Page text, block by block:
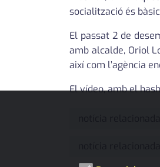
socialització és
El passat 2 de
amb alcalde, Oriol
així com l’agència
El vídeo, amb el